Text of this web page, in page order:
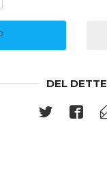
DEL DETTE